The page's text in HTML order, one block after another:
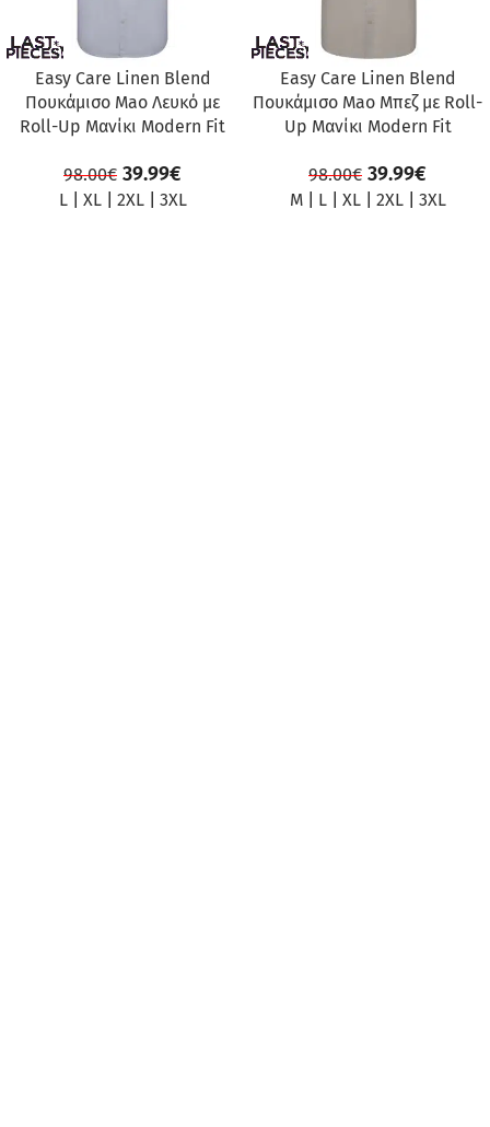
Easy Care Linen Blend
Πουκάμισο Mao Λευκό με
Roll-Up Μανίκι Modern Fit
98.00€ 39.99€
L| XL| 2XL| 3XL
Easy Care Linen Blend
Πουκάμισο Mao Μπεζ με Roll-
Up Μανίκι Modern Fit
98.00€ 39.99€
M| L| XL| 2XL| 3XL